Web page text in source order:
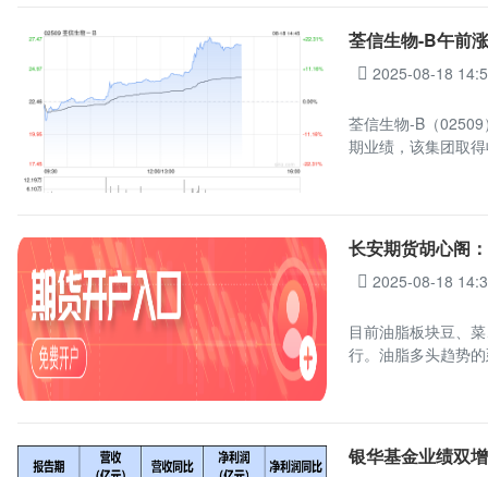
荃信生物-B午前
2025-08-18
荃信生物-B（
期业绩，该集团取
长安期货胡心阁
2025-08-18
目前油脂板块豆、
行。油脂多头趋势
银华基金业绩双